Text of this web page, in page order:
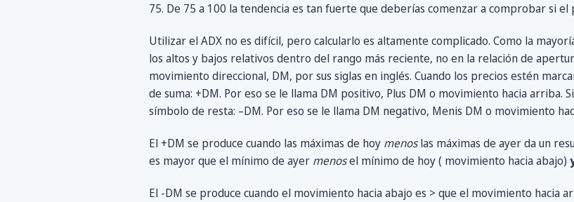
75. De 75 a 100 la tendencia es tan fuerte que deberías comenzar a comprobar si
Utilizar el ADX no es difícil, pero calcularlo es altamente complicado. Como la
los altos y bajos relativos dentro del rango más reciente, no en la relación de
movimiento direccional, DM, por sus siglas en inglés. Cuando los precios estén
de suma: +DM. Por eso se le llama DM positivo, Plus DM o movimiento hacia arriba.
símbolo de resta: –DM. Por eso se le llama DM negativo, Menis DM o movimiento
El +DM se produce cuando las máximas de hoy menoslas máximas de ayer da un
es mayor que el mínimo de ayer menosel mínimo de hoy ( movimiento hacia abajo)
El -DM se produce cuando el movimiento hacia abajo es > que el movimiento hacia